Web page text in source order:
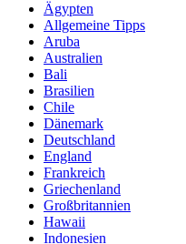
Ägypten
Allgemeine Tipps
Aruba
Australien
Bali
Brasilien
Chile
Dänemark
Deutschland
England
Frankreich
Griechenland
Großbritannien
Hawaii
Indonesien